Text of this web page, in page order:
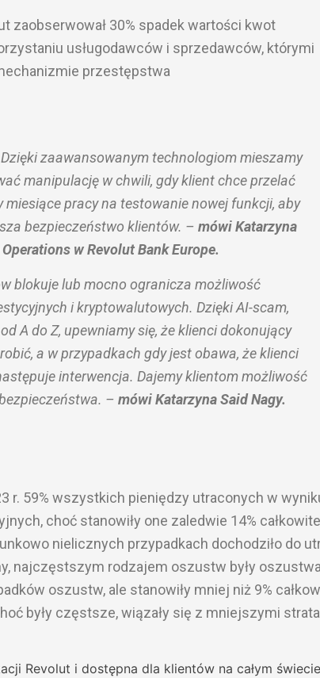
zaobserwował 30% spadek wartości kwot
usługodawców i sprzedawców, którymi
przestępstwa
zaawansowanym technologiom mieszamy
manipulację w chwili, gdy klient chce przelać
pracy na testowanie nowej funkcji, aby
bezpieczeństwo klientów. – mówi Katarzyna
w Revolut Bank Europe.
blokuje lub mocno ogranicza możliwość
i kryptowalutowych. Dzięki AI-scam,
A do Z, upewniamy się, że klienci dokonujący
a w przypadkach gdy jest obawa, że klienci
interwencja. Dajemy klientom możliwość
– mówi Katarzyna Said Nagy.
r. 59% wszystkich pieniędzy utraconych w
choć stanowiły one zaledwie 14%
nielicznych przypadkach dochodziło do
najczęstszym rodzajem oszustw były
oszustw, ale stanowiły mniej niż 9%
były częstsze, wiązały się z mniejszymi
Revolut i dostępna dla klientów na całym